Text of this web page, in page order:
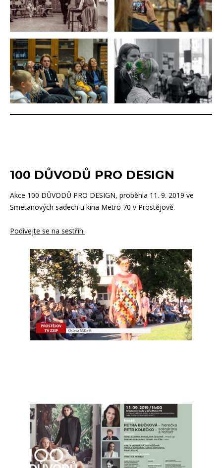
100 DŮVODŮ PRO DESIGN
Akce 100 DŮVODŮ PRO DESIGN, proběhla 11. 9. 2019 ve
Smetanových sadech u kina Metro 70 v Prostějově.
Podívejte se na sestřih.